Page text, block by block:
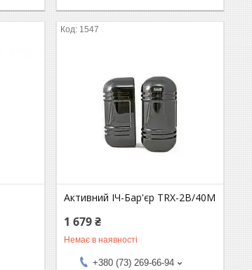
1547
Активний ІЧ-Бар'єр TRX-2B/40M
1 679 ₴
Немає в наявності
+380 (73) 269-66-94